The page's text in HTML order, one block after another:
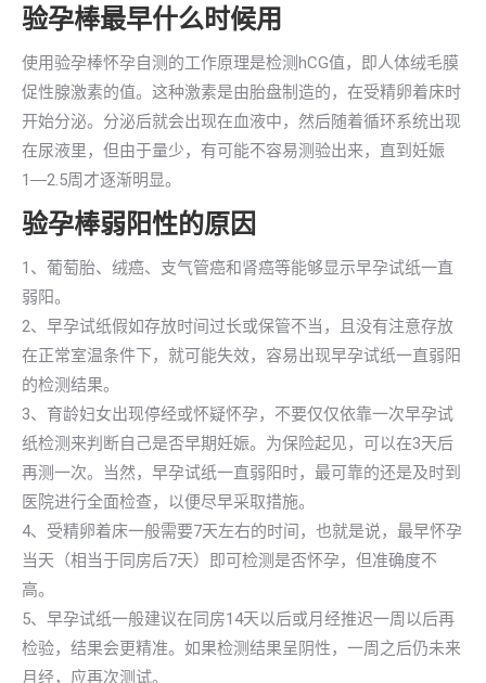
验孕棒最早什么时候用
使用验孕棒怀孕自测的工作原理是检测hCG值，即人体绒毛膜
促性腺激素的值。这种激素是由胎盘制造的，在受精卵着床时
开始分泌。分泌后就会出现在血液中，然后随着循环系统出现
在尿液里，但由于量少，有可能不容易测验出来，直到妊娠
1―2.5周才逐渐明显。
验孕棒弱阳性的原因
1、葡萄胎、绒癌、支气管癌和肾癌等能够显示早孕试纸一直
弱阳。
2、早孕试纸假如存放时间过长或保管不当，且没有注意存放
在正常室温条件下，就可能失效，容易出现早孕试纸一直弱阳
的检测结果。
3、育龄妇女出现停经或怀疑怀孕，不要仅仅依靠一次早孕试
纸检测来判断自己是否早期妊娠。为保险起见，可以在3天后
再测一次。当然，早孕试纸一直弱阳时，最可靠的还是及时到
医院进行全面检查，以便尽早采取措施。
4、受精卵着床一般需要7天左右的时间，也就是说，最早怀孕
当天（相当于同房后7天）即可检测是否怀孕，但准确度不
高。
5、早孕试纸一般建议在同房14天以后或月经推迟一周以后再
检验，结果会更精准。如果检测结果呈阴性，一周之后仍未来
月经，应再次测试。